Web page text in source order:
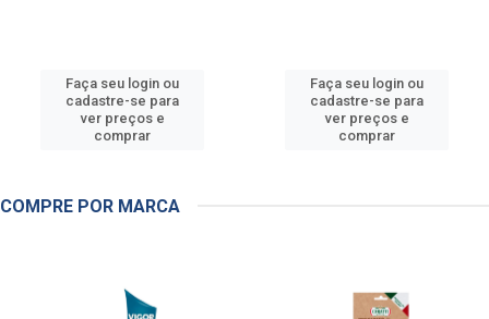
Faça seu login ou
cadastre-se para
ver preços e
comprar
Faça seu login ou
cadastre-se para
ver preços e
comprar
COMPRE POR MARCA